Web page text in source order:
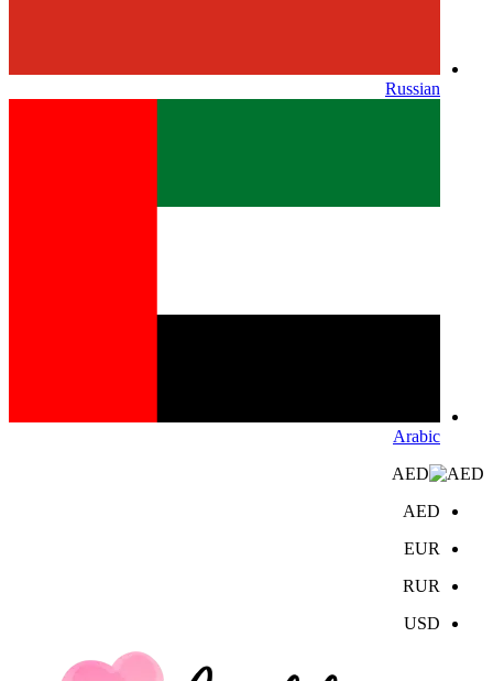
Russian
Arabic
AED
AED
EUR
RUR
USD